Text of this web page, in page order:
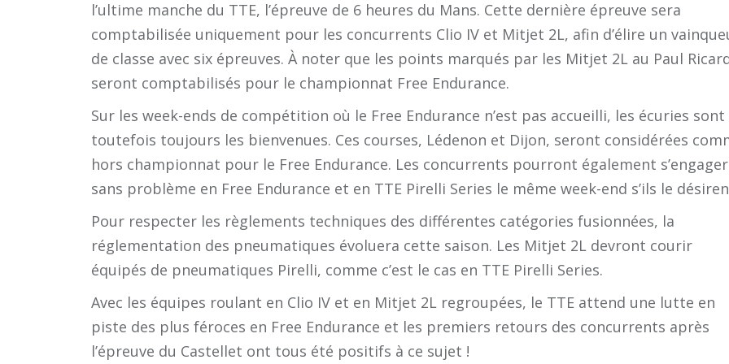
l’ultime manche du TTE, l’épreuve de 6 heures du Mans. Cette dernière épreuve sera
comptabilisée uniquement pour les concurrents Clio IV et Mitjet 2L, afin d’élire un
de classe avec six épreuves. À noter que les points marqués par les Mitjet 2L au Paul
seront comptabilisés pour le championnat Free Endurance.
Sur les week-ends de compétition où le Free Endurance n’est pas accueilli, les écuries sont
toutefois toujours les bienvenues. Ces courses, Lédenon et Dijon, seront considérées
hors championnat pour le Free Endurance. Les concurrents pourront également s’engager
sans problème en Free Endurance et en TTE Pirelli Series le même week-end s’ils le
Pour respecter les règlements techniques des différentes catégories fusionnées, la
réglementation des pneumatiques évoluera cette saison. Les Mitjet 2L devront courir
équipés de pneumatiques Pirelli, comme c’est le cas en TTE Pirelli Series.
Avec les équipes roulant en Clio IV et en Mitjet 2L regroupées, le TTE attend une lutte en
piste des plus féroces en Free Endurance et les premiers retours des concurrents après
l’épreuve du Castellet ont tous été positifs à ce sujet !